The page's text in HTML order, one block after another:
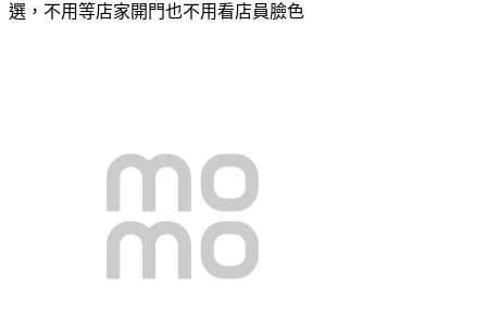
選，不用等店家開門也不用看店員臉色